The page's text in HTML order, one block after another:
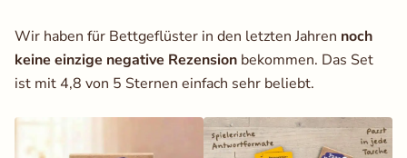
Wir haben für Bettgeflüster in den letzten Jahren noch
keine einzige negative Rezension bekommen. Das Set
ist mit 4,8 von 5 Sternen einfach sehr beliebt.